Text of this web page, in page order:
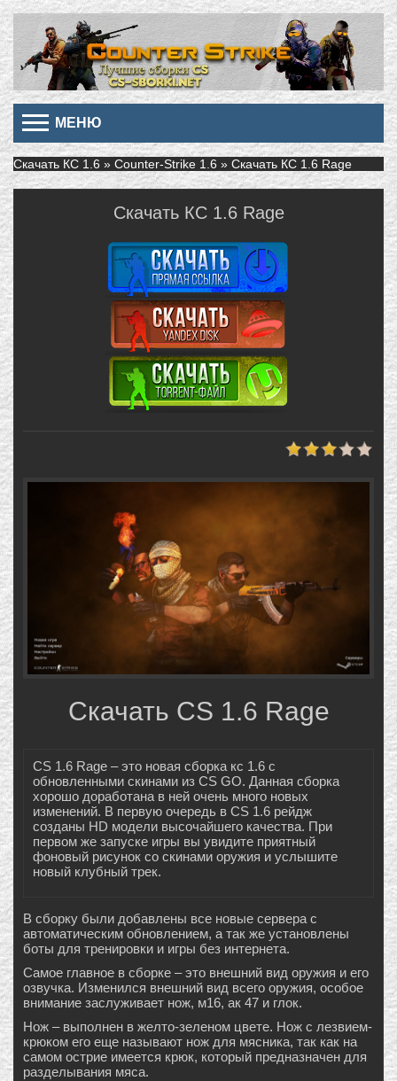
МЕНЮ
Скачать КС 1.6 » Counter-Strike 1.6 » Скачать КС 1.6 Rage
Скачать КС 1.6 Rage
Скачать CS 1.6 Rage
CS 1.6 Rage – это новая сборка кс 1.6 с
обновленными скинами из CS GO. Данная сборка
хорошо доработана в ней очень много новых
изменений. В первую очередь в CS 1.6 рейдж
созданы HD модели высочайшего качества. При
первом же запуске игры вы увидите приятный
фоновый рисунок со скинами оружия и услышите
новый клубный трек.
В сборку были добавлены все новые сервера с
автоматическим обновлением, а так же установлены
боты для тренировки и игры без интернета.
Самое главное в сборке – это внешний вид оружия и его
озвучка. Изменился внешний вид всего оружия, особое
внимание заслуживает нож, м16, ак 47 и глок.
Нож – выполнен в желто-зеленом цвете. Нож с лезвием-
крюком его еще называют нож для мясника, так как на
самом острие имеется крюк, который предназначен для
разделывания мяса.